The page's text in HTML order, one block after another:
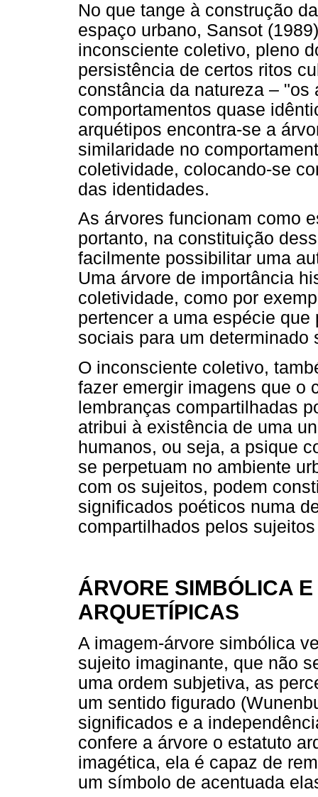
No que tange à construção
espaço urbano, Sansot
inconsciente coletivo, pleno
persistência de certos ritos
constância da natureza –
comportamentos quase
arquétipos encontra-se a
similaridade no
coletividade, colocando-se
das identidades.
As árvores funcionam como
portanto, na constituição
facilmente possibilitar uma
Uma árvore de importância
coletividade, como por
pertencer a uma espécie
sociais para um determinado
O inconsciente coletivo,
fazer emergir imagens que o
lembranças compartilhadas
atribui à existência de uma
humanos, ou seja, a psique
se perpetuam no ambiente
com os sujeitos, podem
significados poéticos numa
compartilhados pelos
ÁRVORE SIMBÓLICA
ARQUETÍPICAS
A imagem-árvore simbólica
sujeito imaginante, que não
uma ordem subjetiva, as
um sentido figurado
significados e a
confere a árvore o estatuto
imagética, ela é capaz de
um símbolo de acentuada